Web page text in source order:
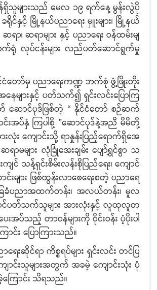
များသည် မေလ ၁၉ ရက်နေ့ မွန်းလွဲပို
နှင့် မြို့နယ်ပညာရေး မှူးများ၊ မြို့နယ်
၊ ဆရာများ နှင့် ပညာရေး ဝန်ထမ်းမျ
ရုံ လုပ်ငန်းများ လည်ပတ်ဆောင်ရွက်မှု
ာ်မှ ပညာရေးကဏ္ဍ ဘက်စုံ ဖွံ့ဖြိုးတိုး
ျားနှင့် ပတ်သက်၍ ရှင်းလင်းပြောကြ
တ် ဆောင်ပုဒ်ဖြစ်တဲ့ “ နိုင်ငံတော် စဉ်ဆက်
းအပ်နှံ ကြပါစို့ ”ဆောင်ပုဒ်နဲ့အညီ မိမိတို့
လုံး ကျောင်းသို့ ရာနှုန်းပြည့်ရောက်ရှိအေ
မများ လုံခြုံအေးချမ်း ပျော်ရွှင်စွာ သ
ျင် သန့်ရှင်းစိမ်းလန်းစိုပြည်ရေး၊ ကျောင်
များ ဖြစ်ထွန်းလာစေရေးစတဲ့ ပညာရေ
ြေခံပညာအထက်တန်း၊ အလယ်တန်း၊ မူလ
ပါဝင်ပတ်သက်သူများ အားလုံးနှင့် လူထုလူတ
အပ်သည့် တာဝန်များကို ဝိုင်းဝန်း ပံ့ပိုးပါ
း ပြောကြားသည်။
ာ ကိစ္စရပ်များ ရှင်းလင်း တင်ပြ
ာင်းသူများအတွက် အခမဲ့ ကျောင်းသုံး ပုံ
ကြောင်း သိရသည်။